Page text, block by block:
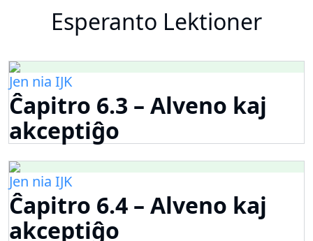
Esperanto Lektioner
Jen nia IJK
Ĉapitro 6.3 – Alveno kaj
akceptiĝo
Jen nia IJK
Ĉapitro 6.4 – Alveno kaj
akceptiĝo